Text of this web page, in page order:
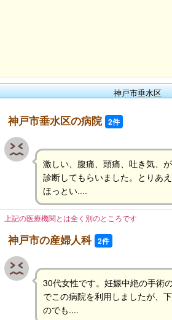
神戸市垂水区
神戸市垂水区の病院 2件
激しい、腹痛、頭痛、吐き気、
診断してもらいました。とりあ
ほっとい....
上記の医療機関とは全く別のところです
神戸市の産婦人科 2件
30代女性です。妊娠中絶の手術
でこの病院を利用しましたが、
のでも....